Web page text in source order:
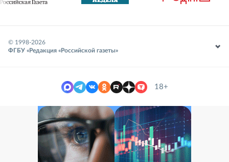
© 1998-2026
ФГБУ «Редакция «Российской газеты»
18+